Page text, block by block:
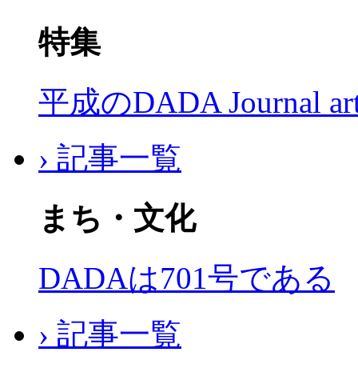
特集
平成のDADA Journal
› 記事一覧
まち・文化
DADAは701号である
› 記事一覧